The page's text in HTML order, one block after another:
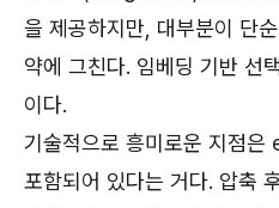
을 제공하지만, 대부분이 단
약에 그친다. 임베딩 기반 선
이다.
기술적으로 흥미로운 지점은
포함되어 있다는 거다. 압축